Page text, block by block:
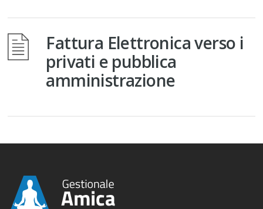
Fattura Elettronica verso i
privati e pubblica
amministrazione